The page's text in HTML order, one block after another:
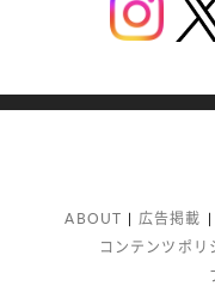
ABOUT 広告掲載
コンテンツポリ